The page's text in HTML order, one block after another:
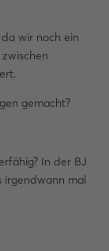
wir noch ein
gemacht?
In der BJ
irgendwann mal